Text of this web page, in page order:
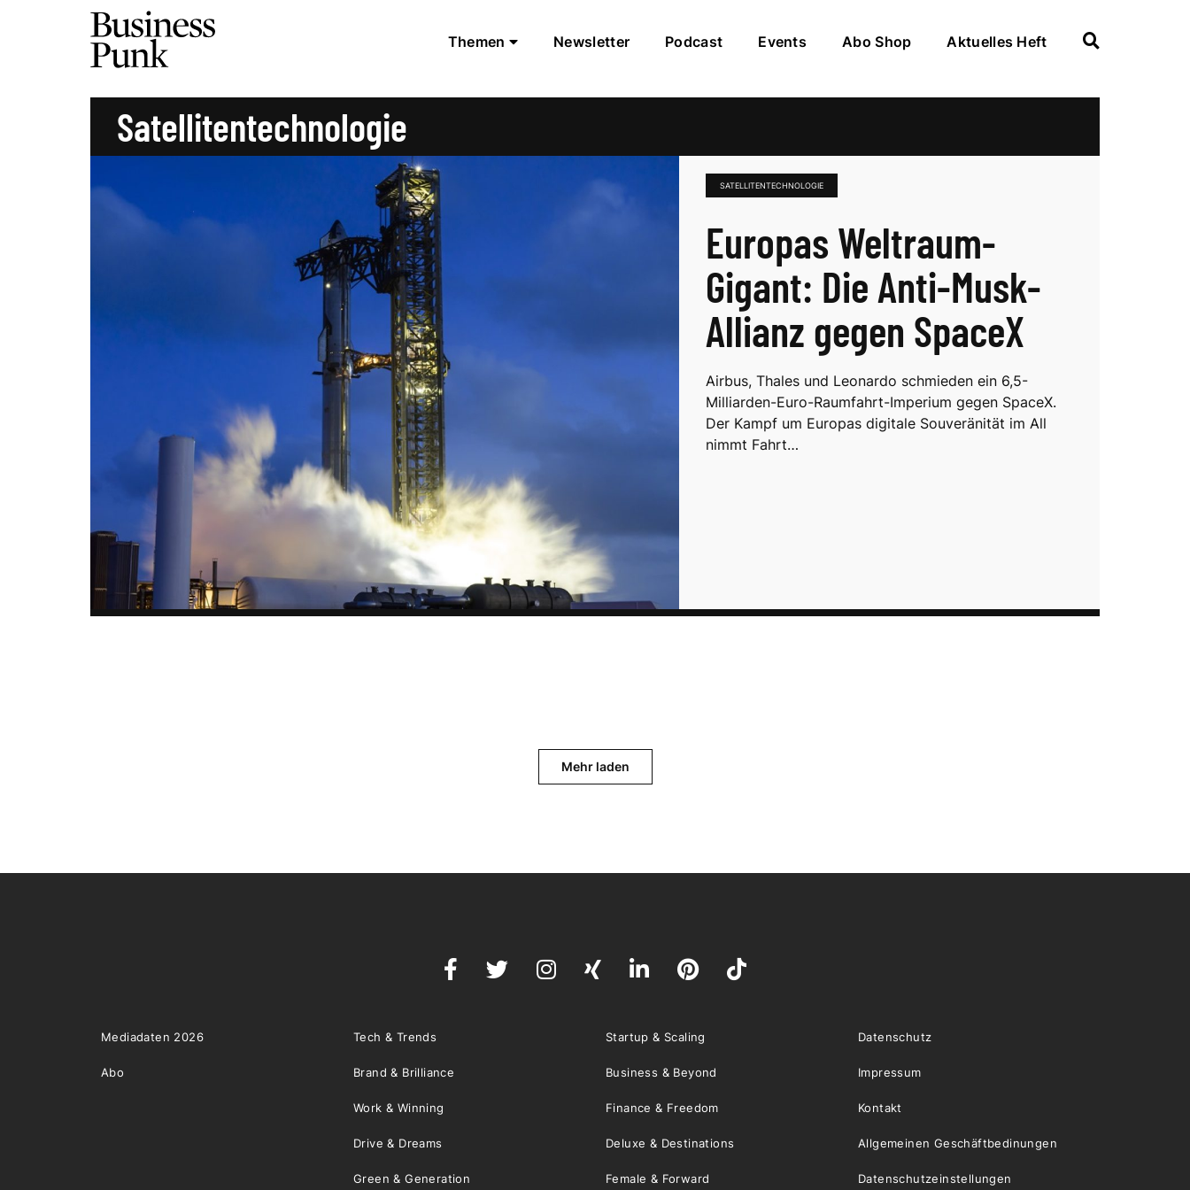
Themen Newsletter Podcast Events Abo Shop Aktuelles Heft
Satellitentechnologie
SATELLITENTECHNOLOGIE
Europas Weltraum-
Gigant: Die Anti-Musk-
Allianz gegen SpaceX
Airbus, Thales und Leonardo schmieden ein 6,5-
Milliarden-Euro-Raumfahrt-Imperium gegen SpaceX.
Der Kampf um Europas digitale Souveränität im All
nimmt Fahrt…
Mehr laden
Mediadaten 2026
Abo
Tech & Trends Startup & Scaling
Brand & Brilliance Business & Beyond
Work & Winning Finance & Freedom
Drive & Dreams Deluxe & Destinations
Green & Generation Female & Forward
Datenschutz
Impressum
Kontakt
Allgemeinen Geschäftbedinungen
Datenschutzeinstellungen